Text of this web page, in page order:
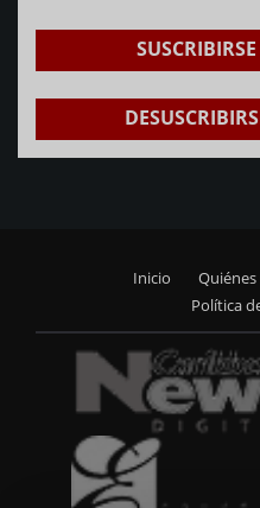
SUSCRIBIRSE
menu
Inicio
Política